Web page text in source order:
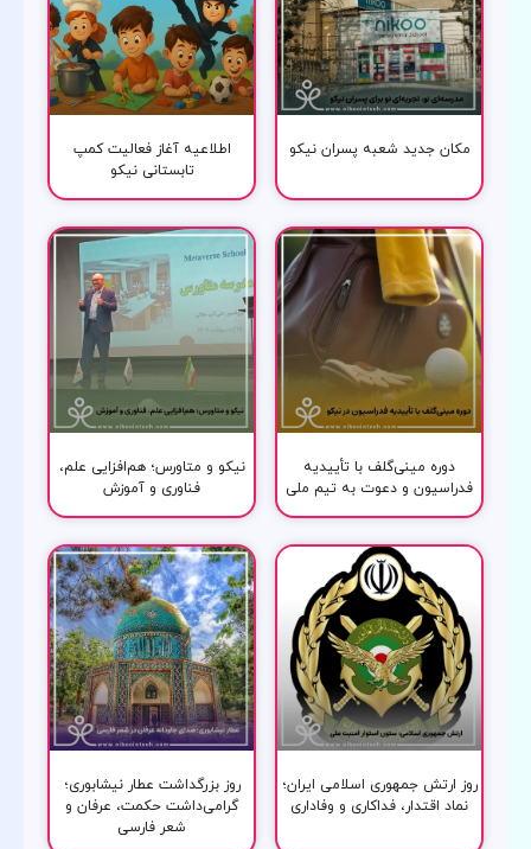
مکان جدید شعبه پسران نیکو
اطلاعیه آغاز فعالیت کمپ
تابستانی نیکو
دوره مینی‌گلف با تأییدیه
فدراسیون و دعوت به تیم ملی
نیکو و متاورس؛ هم‌افزایی علم،
فناوری و آموزش
روز ارتش جمهوری اسلامی ایران؛
نماد اقتدار، فداکاری و وفاداری
روز بزرگداشت عطار نیشابوری؛
گرامی‌داشت حکمت، عرفان و
شعر فارسی